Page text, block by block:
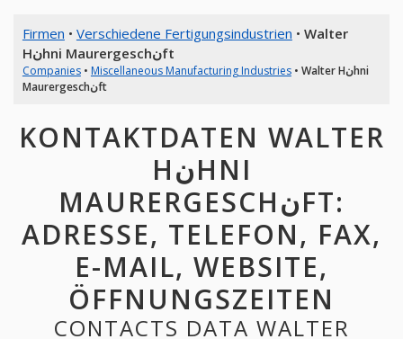
Firmen • Verschiedene Fertigungsindustrien • Walter
Hنhni Maurergeschنft
Companies• Miscellaneous Manufacturing Industries• Walter Hنhni
Maurergeschنft
KONTAKTDATEN WALTER
HنHNI
MAURERGESCHنFT:
ADRESSE, TELEFON, FAX,
E-MAIL, WEBSITE,
ÖFFNUNGSZEITEN
CONTACTS DATA WALTER